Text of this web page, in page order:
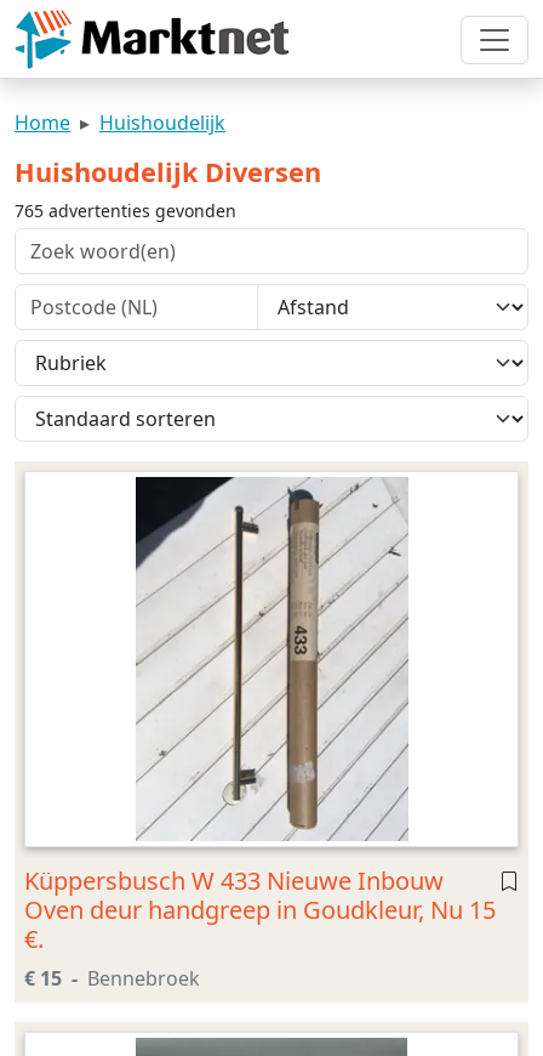
Home Huishoudelijk
Huishoudelijk Diversen
765 advertenties gevonden
Küppersbusch W 433 Nieuwe Inbouw
Oven deur handgreep in Goudkleur, Nu 15
€.
€ 15 Bennebroek